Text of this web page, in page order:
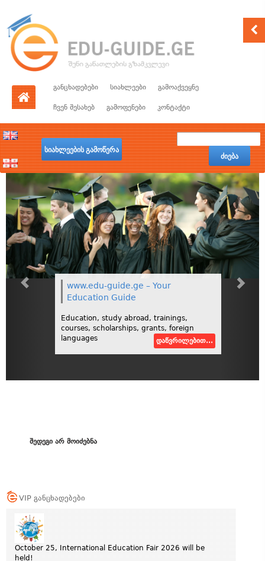
განცხადებები სიახლეები გამოაქვეყნე
ჩვენ შესახებ გამოფენები კონტაქტი
სიახლეების გამოწერა
ძიება
www.edu-guide.ge – Your
Education Guide
Education, study abroad, trainings,
courses, scholarships, grants, foreign
languages
დაწვრილებით...
შედეგი არ მოიძებნა
VIP განცხადებები
October 25, International Education Fair 2026 will be
held!